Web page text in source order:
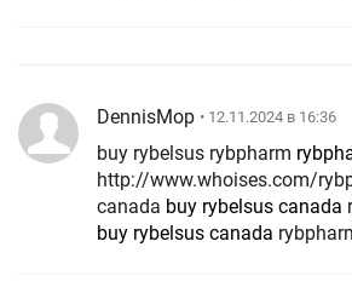
DennisMop • 12.11.2024 в 16:36
buy rybelsus rybpharm
http://www.whoises.com/
canada buy rybelsus canada
buy rybelsus canada